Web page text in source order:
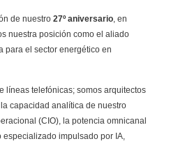
de nuestro 27º aniversario, en
nuestra posición como el aliado
para el sector energético en
líneas telefónicas; somos arquitectos
capacidad analítica de nuestro
(CIO), la potencia omnicanal
especializado impulsado por IA,